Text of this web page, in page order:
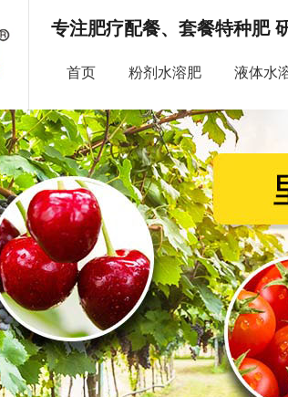
专注肥疗配餐、套餐特种肥
首页 粉剂水溶肥 液体水